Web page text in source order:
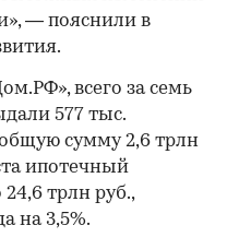
— пояснили в
всего за семь
577 тыс.
общую сумму 2,6 трлн
ипотечный
трлн руб.,
на 3,5%.